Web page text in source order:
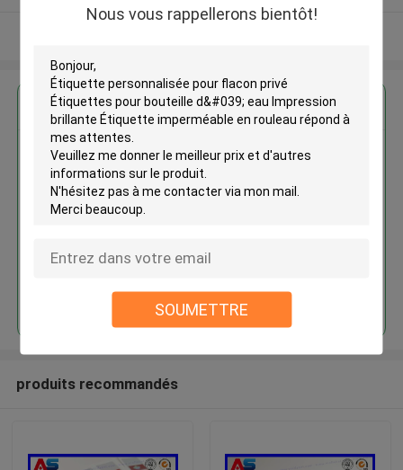
Nous vous rappellerons bientôt!
SOUMETTRE
Étiquette personnalisée pour
flacon privé Étiquettes pour
bouteille d' eau Impression
Continuer
produits recommandés